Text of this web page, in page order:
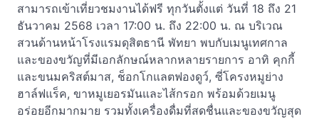
สามารถเข้าเที่ยวชมงานได้ฟรี ทุกวันตั้งแต่ วันที่ 18 ถึง 21
ธันวาคม 2568 เวลา 17:00 น. ถึง 22:00 น. ณ บริเวณ
สวนด้านหน้าโรงแรมดุสิตธานี พัทยา พบกับเมนูเทศกาล
และของขวัญที่มีเอกลักษณ์หลากหลายรายการ อาทิ คุกกี้
และขนมคริสต์มาส, ช็อกโกแลตฟองดูว์, ซี่โครงหมูย่าง
ฮาล์ฟแร็ค, ขาหมูเยอรมันและไส้กรอก พร้อมด้วยเมนู
อร่อยอีกมากมาย รวมทั้งเครื่องดื่มที่สดชื่นและของขวัญสุด